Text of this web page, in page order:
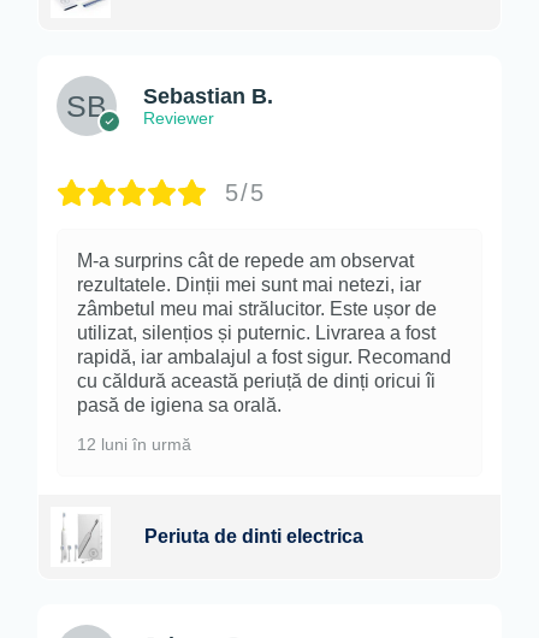
Sebastian B.
Reviewer
5/5
M-a surprins cât de repede am observat
rezultatele. Dinții mei sunt mai netezi, iar
zâmbetul meu mai strălucitor. Este ușor de
utilizat, silențios și puternic. Livrarea a fost
rapidă, iar ambalajul a fost sigur. Recomand
cu căldură această periuță de dinți oricui îi
pasă de igiena sa orală.
12 luni în urmă
Periuta de dinti electrica